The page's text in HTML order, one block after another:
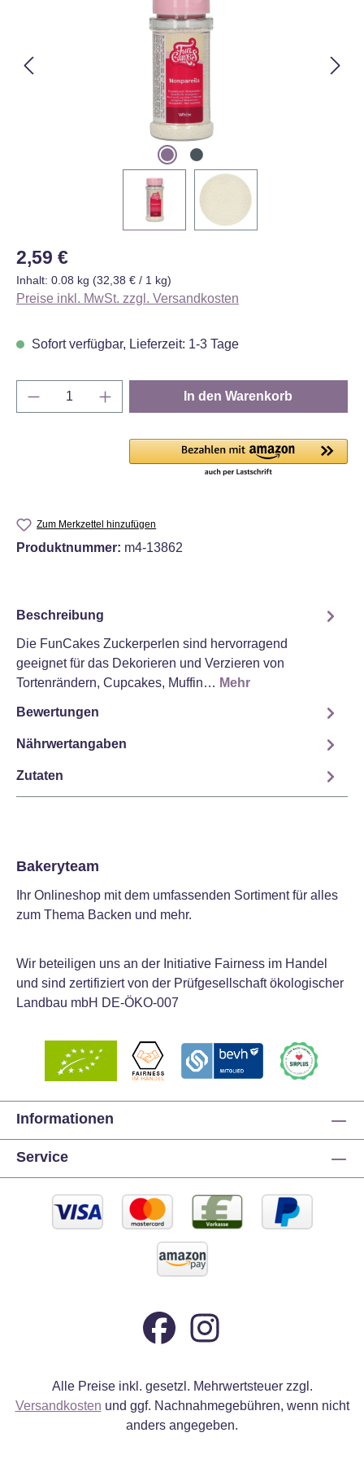
Regulärer Preis:
2,59 €
Inhalt: 0.08 kg (32,38 € / 1 kg)
Preise inkl. MwSt. zzgl. Versandkosten
Sofort verfügbar, Lieferzeit: 1-3 Tage
Produkt Anzahl: Gib den gewünschten
In den Warenkorb
Zum Merkzettel hinzufügen
Produktnummer: m4-13862
Beschreibung
Die FunCakes Zuckerperlen sind hervorragend
geeignet für das Dekorieren und Verzieren von
Tortenrändern, Cupcakes, Muffin… Mehr
Bewertungen
Nährwertangaben
Zutaten
Bakeryteam
Ihr Onlineshop mit dem umfassenden Sortiment für alles
zum Thema Backen und mehr.
Wir beteiligen uns an der Initiative Fairness im Handel
und sind zertifiziert von der Prüfgesellschaft ökologischer
Landbau mbH DE-ÖKO-007
Informationen
Service
Alle Preise inkl. gesetzl. Mehrwertsteuer zzgl.
Versandkosten und ggf. Nachnahmegebühren, wenn nicht
anders angegeben.